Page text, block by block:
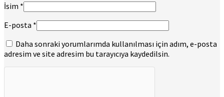
İsim *
E-posta *
Daha sonraki yorumlarımda kullanılması için adım, e-posta
adresim ve site adresim bu tarayıcıya kaydedilsin.